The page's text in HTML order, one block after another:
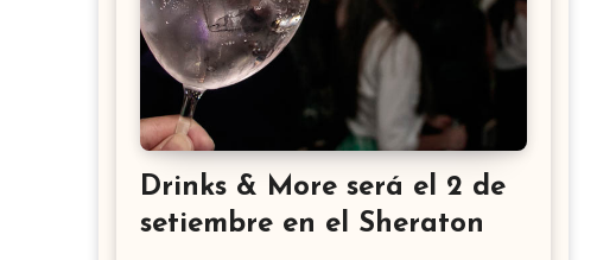
Drinks & More será el 2 de
setiembre en el Sheraton